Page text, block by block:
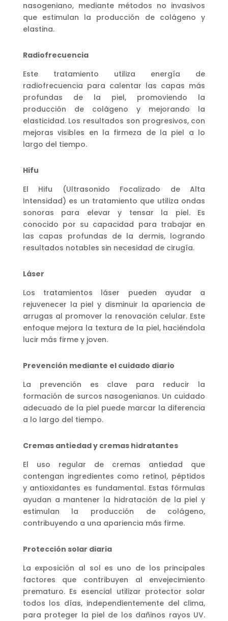
nasogeniano, mediante métodos no invasivos
que estimulan la producción de colágeno y
elastina.
Radiofrecuencia
Este tratamiento utiliza energía de
radiofrecuencia para calentar las capas más
profundas de la piel, promoviendo la
producción de colágeno y mejorando la
elasticidad. Los resultados son progresivos, con
mejoras visibles en la firmeza de la piel a lo
largo del tiempo.
Hifu
El Hifu (Ultrasonido Focalizado de Alta
Intensidad) es un tratamiento que utiliza ondas
sonoras para elevar y tensar la piel. Es
conocido por su capacidad para trabajar en
las capas profundas de la dermis, logrando
resultados notables sin necesidad de cirugía.
Láser
Los tratamientos láser pueden ayudar a
rejuvenecer la piel y disminuir la apariencia de
arrugas al promover la renovación celular. Este
enfoque mejora la textura de la piel, haciéndola
lucir más firme y joven.
Prevención mediante el cuidado diario
La prevención es clave para reducir la
formación de surcos nasogenianos. Un cuidado
adecuado de la piel puede marcar la diferencia
a lo largo del tiempo.
Cremas antiedad y cremas hidratantes
El uso regular de cremas antiedad que
contengan ingredientes como retinol, péptidos
y antioxidantes es fundamental. Estas fórmulas
ayudan a mantener la hidratación de la piel y
estimulan la producción de colágeno,
contribuyendo a una apariencia más firme.
Protección solar diaria
La exposición al sol es uno de los principales
factores que contribuyen al envejecimiento
prematuro. Es esencial utilizar protector solar
todos los días, independientemente del clima,
para proteger la piel de los dañinos rayos UV.